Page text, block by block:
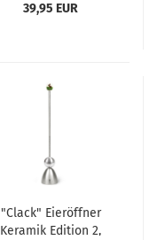
39,95 EUR
"Clack" Eieröffner
Keramik Edition 2,